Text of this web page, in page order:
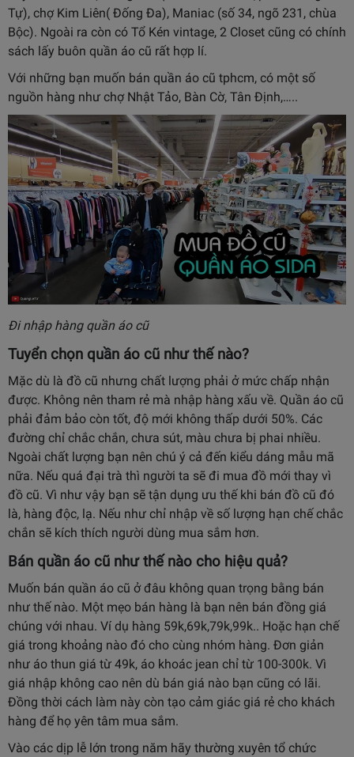
Tự), chợ Kim Liên( Đống Đa), Maniac (số 34, ngõ 231, chùa
Bộc). Ngoài ra còn có Tổ Kén vintage, 2 Closet cũng có chính
sách lấy buôn quần áo cũ rất hợp lí.
Với những bạn muốn bán quần áo cũ tphcm, có một số
nguồn hàng như chợ Nhật Tảo, Bàn Cờ, Tân Định,…..
Đi nhập hàng quần áo cũ
Tuyển chọn quần áo cũ như thế nào?
Mặc dù là đồ cũ nhưng chất lượng phải ở mức chấp nhận
được. Không nên tham rẻ mà nhập hàng xấu về. Quần áo cũ
phải đảm bảo còn tốt, độ mới không thấp dưới 50%. Các
đường chỉ chắc chắn, chưa sút, màu chưa bị phai nhiều.
Ngoài chất lượng bạn nên chú ý cả đến kiểu dáng mẫu mã
nữa. Nếu quá đại trà thì người ta sẽ đi mua đồ mới thay vì
đồ cũ. Vì như vậy bạn sẽ tận dụng ưu thế khi bán đồ cũ đó
là, hàng độc, lạ. Nếu như chỉ nhập về số lượng hạn chế chắc
chắn sẽ kích thích người dùng mua sắm hơn.
Bán quần áo cũ như thế nào cho hiệu quả?
Muốn bán quần áo cũ ở đâu không quan trọng bằng bán
như thế nào. Một mẹo bán hàng là bạn nên bán đồng giá
chúng với nhau. Ví dụ hàng 59k,69k,79k,99k.. Hoặc hạn chế
giá trong khoảng nào đó cho cùng nhóm hàng. Đơn giản
như áo thun giá từ 49k, áo khoác jean chỉ từ 100-300k. Vì
giá nhập không cao nên dù bán giá nào bạn cũng có lãi.
Đồng thời cách làm này còn tạo cảm giác giá rẻ cho khách
hàng để họ yên tâm mua sắm.
Vào các dịp lễ lớn trong năm hãy thường xuyên tổ chức